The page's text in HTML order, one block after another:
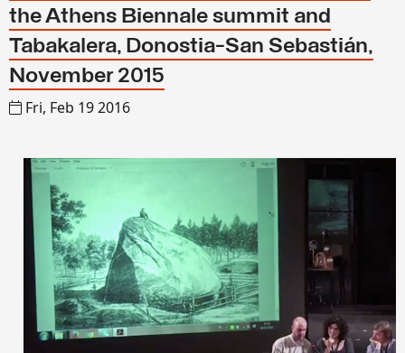
the Athens Biennale summit and
Tabakalera, Donostia-San Sebastián,
November 2015
Fri, Feb 19 2016